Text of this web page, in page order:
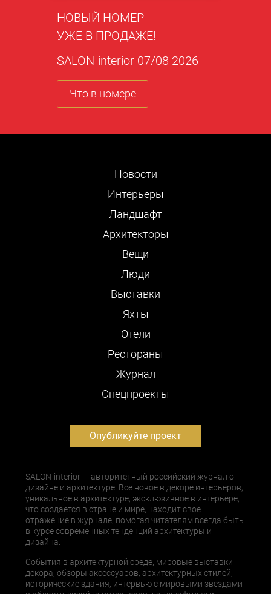
НОВЫЙ НОМЕР
УЖЕ В ПРОДАЖЕ!
SALON-interior 07/08 2026
Что в номере
Новости
Интерьеры
Ландшафт
Архитекторы
Вещи
Люди
Выставки
Яхты
Отели
Рестораны
Журнал
Cпецпроекты
Опубликуйте проект
SALON-interior — авторитетный российский журнал о
дизайне и архитектуре. Все новое в декоре интерьеров,
уникальное в архитектуре, эксклюзивное в интерьере,
что создается в стране и мире, находит свое
отражение в журнале, помогая читателям всегда быть
в курсе современных тенденций архитектуры и
дизайна.
События в архитектурной среде, мировые выставки
декора, обзоры аксессуаров, архитектурных стилей,
исторические здания, интервью с мировыми звездами